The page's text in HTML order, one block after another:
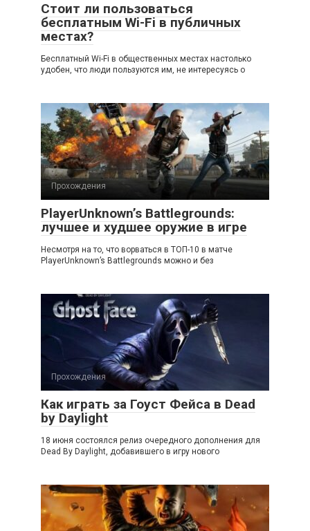
Стоит ли пользоваться
бесплатным Wi-Fi в публичных
местах?
Бесплатный Wi-Fi в общественных местах настолько
удобен, что люди пользуются им, не интересуясь о
Прохождения
PlayerUnknown’s Battlegrounds:
лучшее и худшее оружие в игре
Несмотря на то, что ворваться в ТОП-10 в матче
PlayerUnknown’s Battlegrounds можно и без
Прохождения
Как играть за Гоуст Фейса в Dead
by Daylight
18 июня состоялся релиз очередного дополнения для
Dead By Daylight, добавившего в игру нового